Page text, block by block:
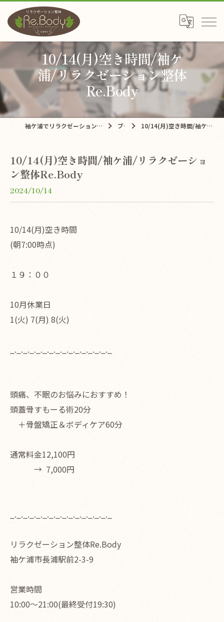
10/14(月)空き時間/袖ケ
浦/リラクゼーション整体
Re.Body
袖ケ浦でリラクゼーションならリラクゼーション整体Re.Body ブログ 10/14(月)空き時間/袖ケ浦/リラクゼーション整体Re.Body
10/14(月)空き時間/袖ケ浦/リラクゼーショ
ン整体Re.Body
2024/10/14
10/14(月)空き時間
(朝7:00時点)
１９：００
10月休業日
1(火) 7(月) 8(火)
_._._._._._._._._._._._._._._._
頭痛、不眠のお悩みにおすすめ！
頭蓋骨すもーる術20分
＋骨盤矯正＆ボディケア60分
通常料金12,100円
→ 7,000円
_._._._._._._._._._._._._._._._
リラクゼーション整体Re.Body
袖ケ浦市長浦駅前2-3-9
営業時間
10:00〜21:00(最終受付19:30)